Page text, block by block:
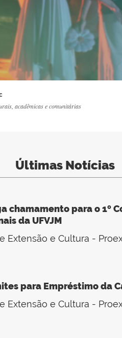
acadêmicas e comunitárias
Últimas Notícias
chamamento para o 1º
da UFVJM
Extensão e Cultura -
para Empréstimo da
Extensão e Cultura -